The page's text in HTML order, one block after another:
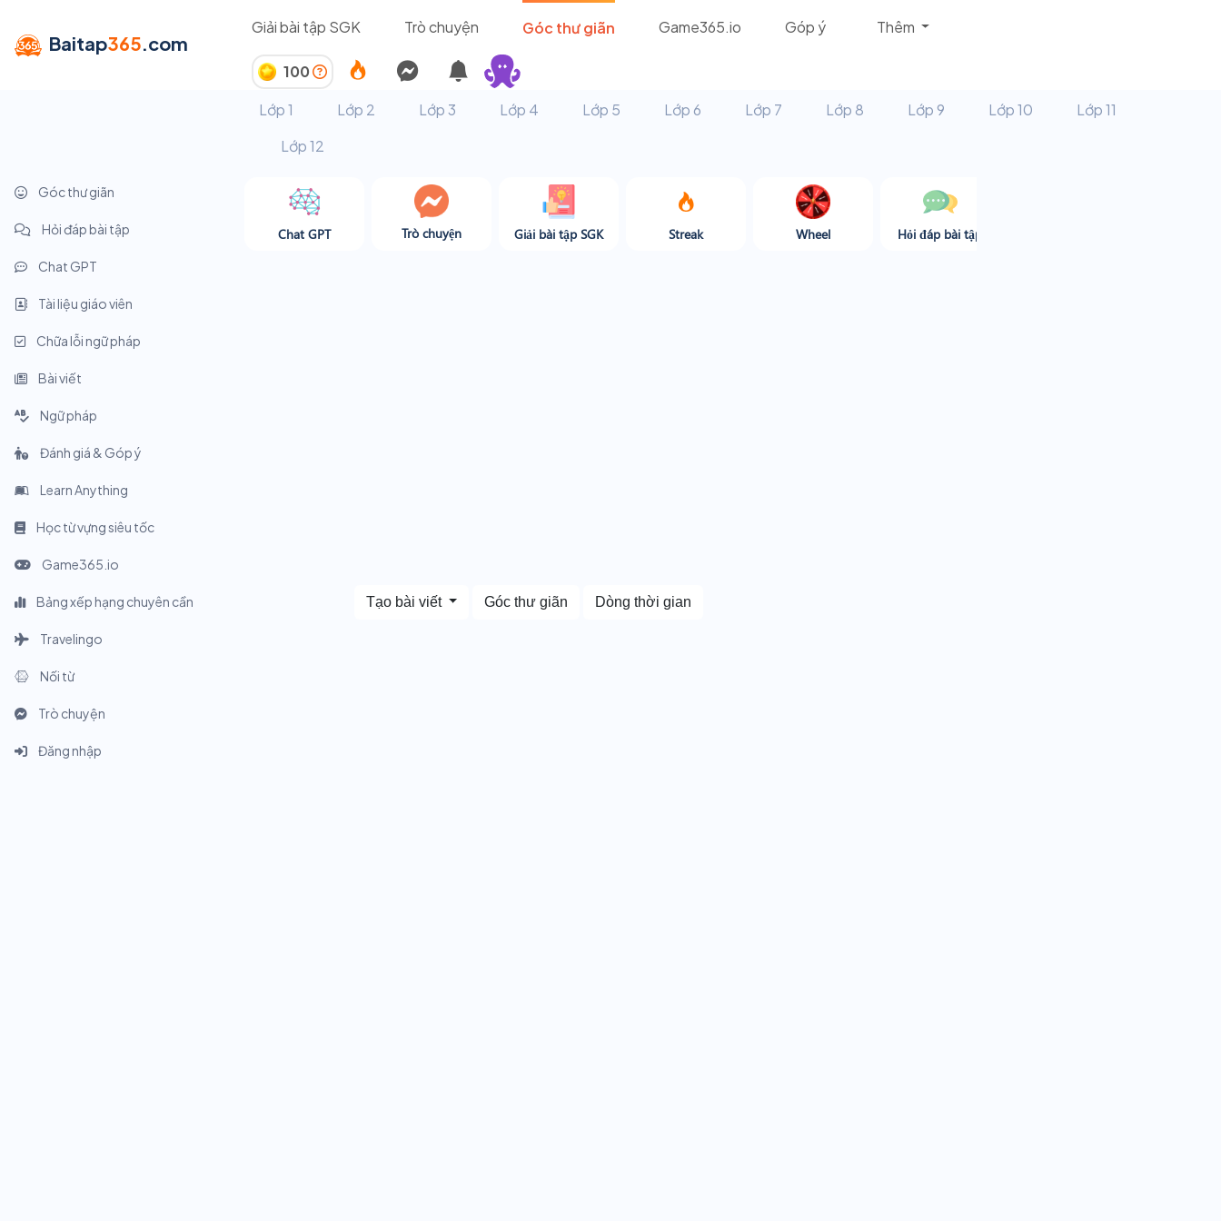
Baitap365.com
Giải bài tập SGK Trò chuyện Góc thư giãn Game365.io Góp ý Thêm
100
Lớp 1
Lớp 2 Lớp 3 Lớp 4 Lớp 5 Lớp 6 Lớp 7 Lớp 8 Lớp 9 Lớp 10
Lớp 11
Lớp 12
Góc thư giãn
Hỏi đáp bài tập
Chat GPT
Tài liệu giáo viên
Chữa lỗi ngữ pháp
Bài viết
Ngữ pháp
Đánh giá & Góp ý
Learn Anything
Học từ vựng siêu tốc
Game365.io
Bảng xếp hạng chuyên cần
Travelingo
Nối từ
Trò chuyện
Đăng nhập
Chat GPT Trò chuyện Giải bài tập SGK Streak Wheel Hỏi đáp bài tập
Tạo bài viết Góc thư giãn Dòng thời gian